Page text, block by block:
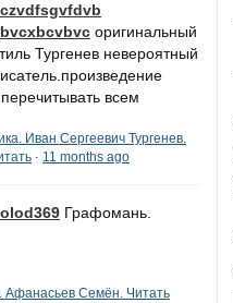
оригинальный
Тургенев невероятный
всем
Иван Сергеевич Тургенев.
· 11 months ago
Графомань.
Афанасьев Семён. Читать